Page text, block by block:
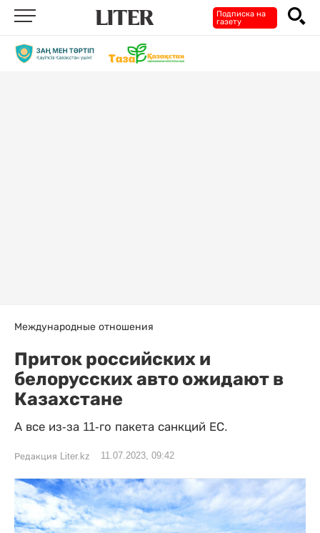
Подписка на
газету
Международные отношения
Приток российских и
белорусских авто ожидают в
Казахстане
А все из-за 11-го пакета санкций ЕС.
Редакция Liter.kz 11.07.2023, 09:42